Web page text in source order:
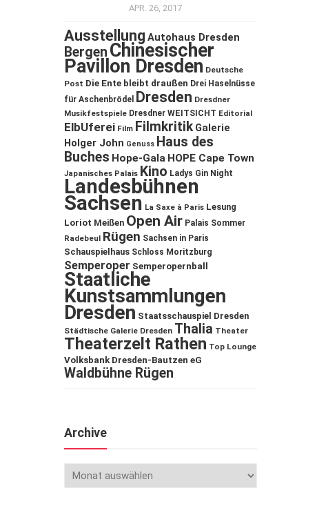
APR. 26, 2017
Ausstellung Autohaus Dresden
Bergen Chinesischer
Pavillon Dresden Deutsche
Post Die Ente bleibt draußen Drei Haselnüsse
für Aschenbrödel
Dresden Dresdner
Musikfestspiele Dresdner WEITSICHT Editorial
ElbUferei Film Filmkritik Galerie
Holger John Genuss Haus des
Buches Hope-Gala HOPE Cape Town
Japanisches Palais Kino Ladys Gin Night
Landesbühnen
Sachsen La Saxe à Paris Lesung
Loriot Meißen Open Air Palais Sommer
Radebeul Rügen Sachsen in Paris
Schauspielhaus Schloss Moritzburg
Semperoper Semperopernball
Staatliche
Kunstsammlungen
Dresden Staatsschauspiel Dresden
Städtische Galerie Dresden Thalia Theater
Theaterzelt Rathen Top Lounge
Volksbank Dresden-Bautzen eG
Waldbühne Rügen
Archive